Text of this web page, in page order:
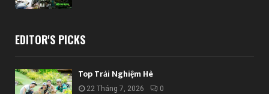
EDITOR'S PICKS
Top Trải Nghiệm Hè
22 Tháng 7, 2026 0